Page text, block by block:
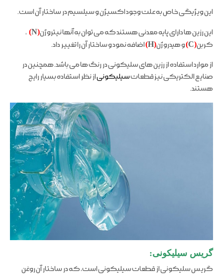
این ویژیگی خاص به علت وجود اکسیژن و سیلسیم در ساختار آن است.
این رزین ها دارای پایه معدنی هستند که می توان به آنها نیتروژن(
N
) ،
کربن(
C
)و هیدروژن(
H
)اضافه نمود و ساختار آن را تغییر داد.
از موارد استفاده از رزین های سلیکونی در رنگ ها می باشد. همچنین در
صنایع الکتریکی نیز قطعاتسیلیکونیاز نظر استفاده بسیار رایج
هستند.
گریس سیلیکونی:
گریس سلیکونی از قطعات سیلیکونی است، که در ساختار آن روغن